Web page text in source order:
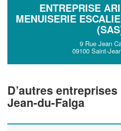
ENTREPRISE
MENUISERIE
9 Rue Jean
09100 Saint-
D’autres
Jean-du-Falga